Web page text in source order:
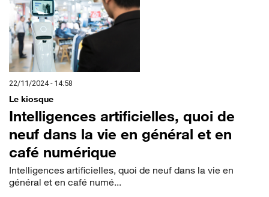
22/11/2024 - 14:58
Le kiosque
Intelligences artificielles, quoi de
neuf dans la vie en général et en
café numérique
Intelligences artificielles, quoi de neuf dans la vie en
général et en café numé...